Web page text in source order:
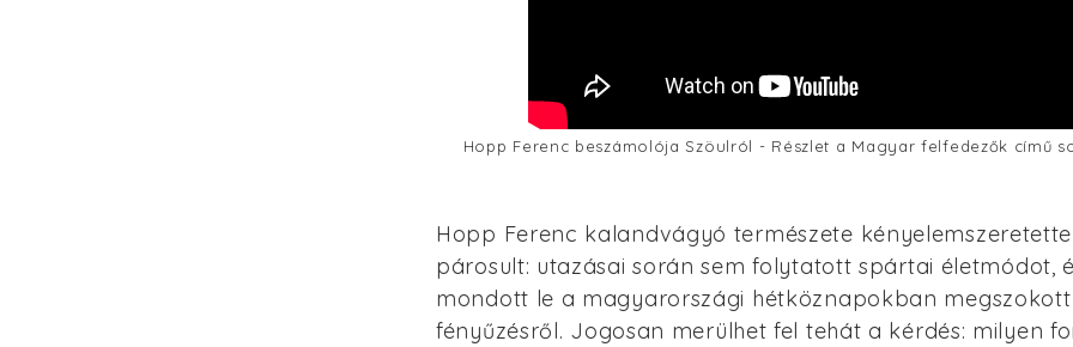
Hopp Ferenc beszámolója Szöulról - Részlet a Magyar felfedezők című
Hopp Ferenc kalandvágyó természete
párosult: utazásai során sem folytatott spártai életmódot,
mondott le a magyarországi hétköznapokban megszokott
fényűzésről. Jogosan merülhet fel tehát a kérdés: milyen